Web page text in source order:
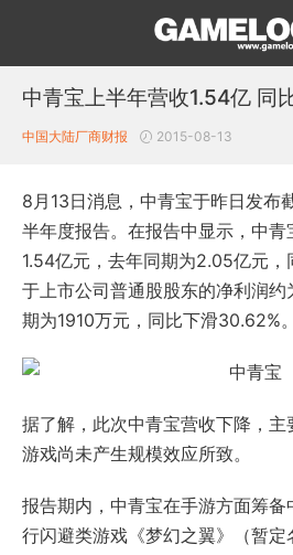
中青宝上半年营收1.54亿 同
中国大陆厂商财报 2015-08-13
8月13日消息，中青宝于昨日发布
半年度报告。在报告中显示，中
1.54亿元，去年同期为2.05亿元，
于上市公司普通股股东的净利润
期为1910万元，同比下滑30.62%。
据了解，此次中青宝营收下降，
游戏尚未产生规模效应所致。
报告期内，中青宝在手游方面筹
行闪避类游戏《梦幻之翼》（暂定